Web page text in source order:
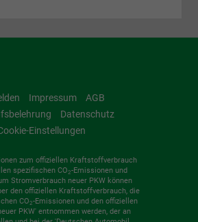
Impressum
AGB
Datenschutz
Einstellungen
zum offiziellen Kraftstoffverbrauch
spezifischen CO2-Emissionen und
Stromverbrauch neuer PKW können
den offiziellen Kraftstoffverbrauch, die
CO2-Emissionen und den offiziellen
PKW' entnommen werden, der an